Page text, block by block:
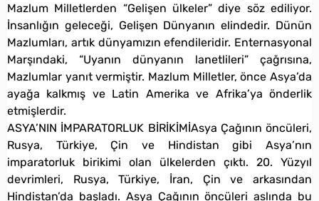
Mazlum Milletlerden “Gelişen ülkeler” diye söz ediliyor.
İnsanlığın geleceği, Gelişen Dünyanın elindedir. Dünün
Mazlumları, artık dünyamızın efendileridir. Enternasyonal
Marşındaki, “Uyanın dünyanın lanetlileri” çağrısına,
Mazlumlar yanıt vermiştir. Mazlum Milletler, önce Asya’da
ayağa kalkmış ve Latin Amerika ve Afrika’ya önderlik
etmişlerdir.
ASYA’NIN İMPARATORLUK BİRİKİMİAsya Çağının öncüleri,
Rusya, Türkiye, Çin ve Hindistan gibi Asya’nın
imparatorluk birikimi olan ülkelerden çıktı. 20. Yüzyıl
devrimleri, Rusya, Türkiye, İran, Çin ve arkasından
Hindistan’da başladı. Asya Çağının öncüleri aslında bu